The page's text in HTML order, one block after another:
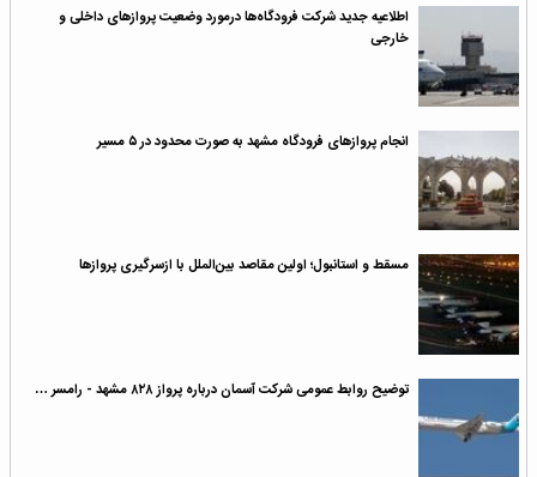
اطلاعیه جدید شرکت فرودگاه‌ها درمورد وضعیت پروازهای داخلی و
خارجی
انجام پروازهای فرودگاه مشهد به صورت محدود در ۵ مسیر
مسقط و استانبول؛ اولین مقاصد بین‌الملل با ازسرگیری پروازها
توضیح روابط عمومی شرکت آسمان درباره پرواز ۸۲۸ مشهد - رامسر …